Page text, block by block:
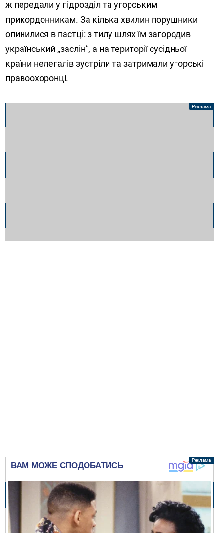
ж передали у підрозділ та угорським
прикордонникам. За кілька хвилин порушники
опинилися в пастці: з тилу шлях їм загородив
український „заслін”, а на території сусідньої
країни нелегалів зустріли та затримали угорські
правоохоронці.